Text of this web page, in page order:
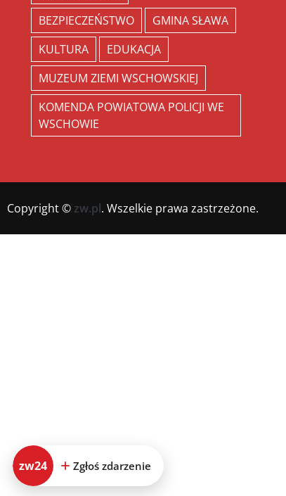
BEZPIECZEŃSTWO
GMINA SŁAWA
KULTURA
EDUKACJA
MUZEUM ZIEMI WSCHOWSKIEJ
KOMENDA POWIATOWA POLICJI WE
WSCHOWIE
Copyright © zw.pl. Wszelkie prawa zastrzeżone.
zw24 Zgłoś zdarzenie